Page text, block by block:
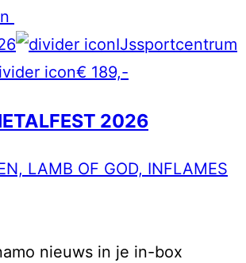
IJssportcentrum
€ 189,-
2026
LAMB OF GOD, INFLAMES
nieuws in je in-box